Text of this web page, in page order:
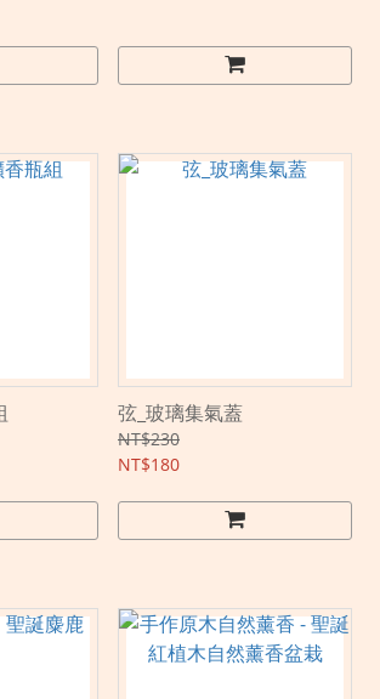
弦_玻璃集氣蓋
NT$230
NT$180